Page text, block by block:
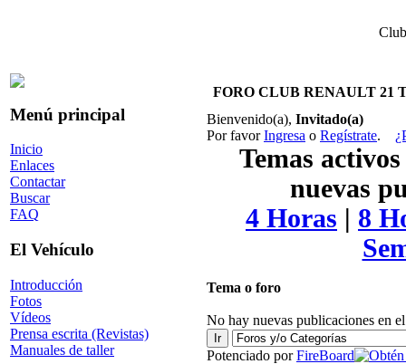
Menú principal
Inicio
Enlaces
Contactar
Buscar
FAQ
El Vehículo
Introducción
Fotos
Vídeos
Prensa escrita (Revistas)
Manuales de taller
FORO CLUB RENAULT 21
Bienvenido(a), Invitado(a)
Por favorIngresa o Regístrate.
Temas
nuevas
4 Horas | 8
Tema o foro
No hay nuevas publicaciones en
Potenciado porFireBoard